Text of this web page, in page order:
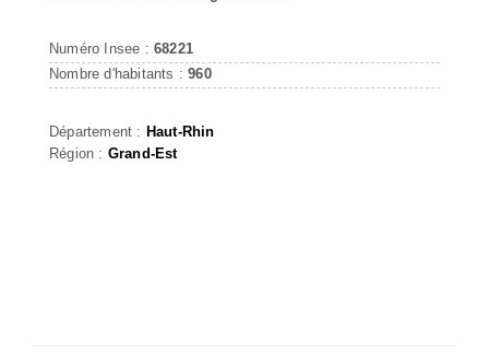
Numéro Insee : 68221
Nombre d'habitants :960
Département : Haut-Rhin
Région : Grand-Est